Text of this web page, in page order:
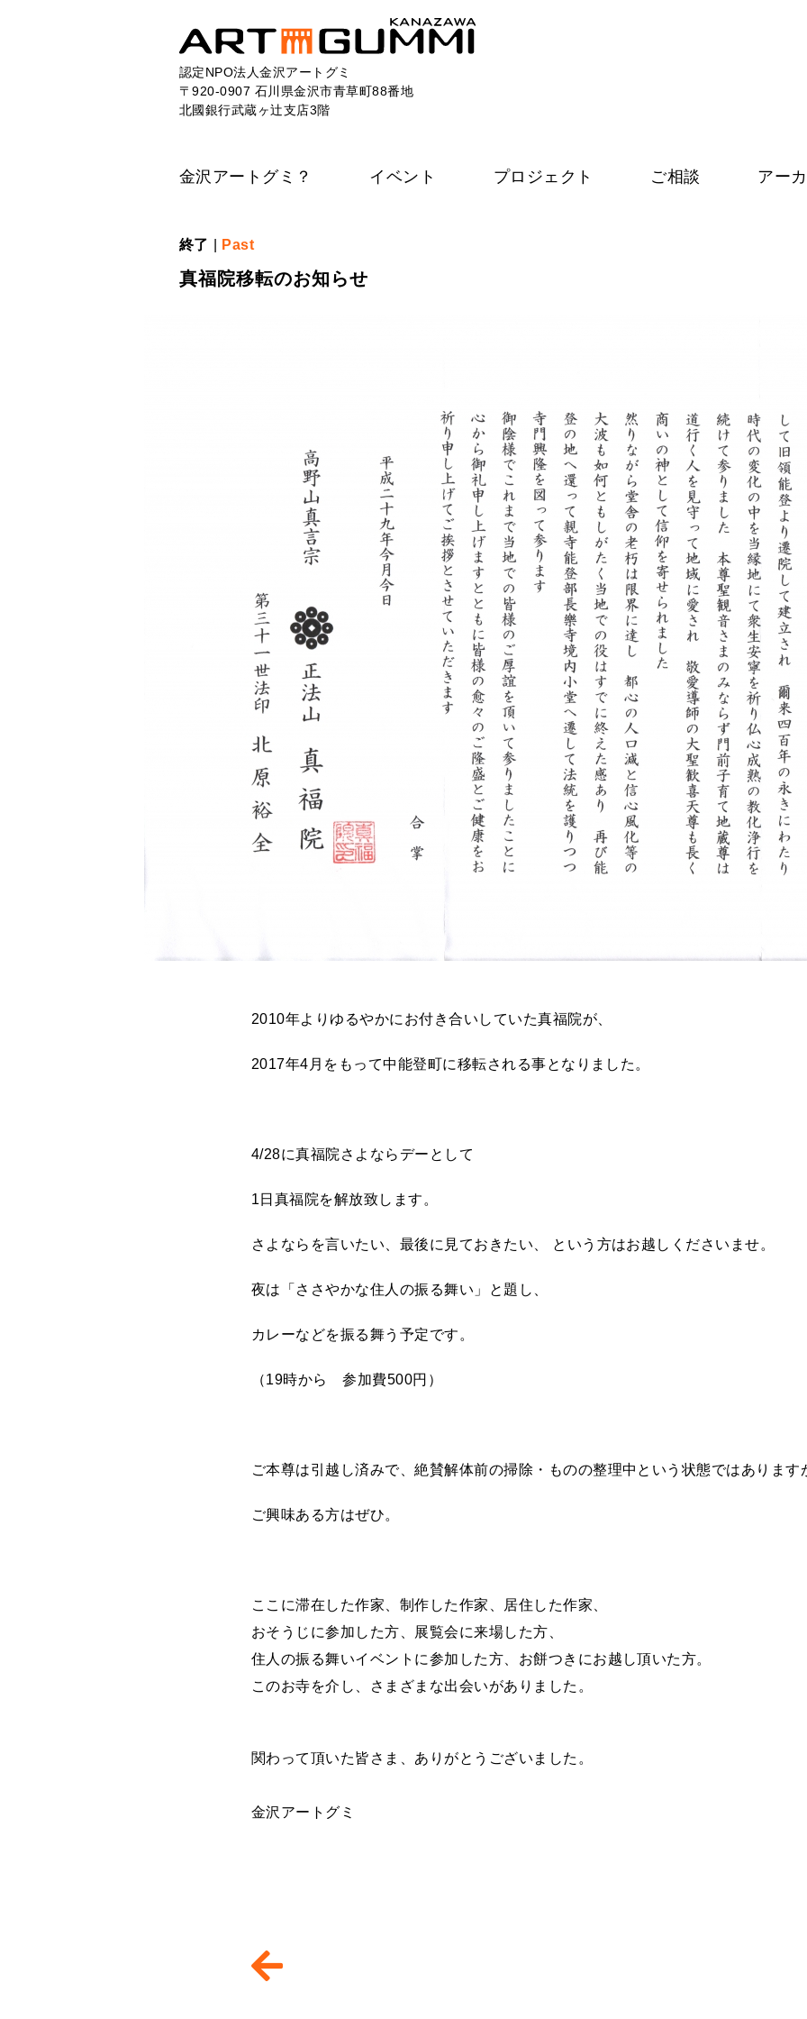
認定NPO法人金沢アートグミ
〒920-0907 石川県金沢市青草町88番地
北國銀行武蔵ヶ辻支店3階
金沢アートグミ？ イベント プロジェクト ご相談 アー
終了 Past
真福院移転のお知らせ
2010年よりゆるやかにお付き合いしていた真福院が、
2017年4月をもって中能登町に移転される事となりました。
4/28に真福院さよならデーとして
1日真福院を解放致します。
さよならを言いたい、最後に見ておきたい、 という方はお越しくださいませ。
夜は「ささやかな住人の振る舞い」と題し、
カレーなどを振る舞う予定です。
（19時から 参加費500円）
ご本尊は引越し済みで、絶賛解体前の掃除・ものの整理中という状態ではあります
ご興味ある方はぜひ。
ここに滞在した作家、制作した作家、居住した作家、
おそうじに参加した方、展覧会に来場した方、
住人の振る舞いイベントに参加した方、お餅つきにお越し頂いた方。
このお寺を介し、さまざまな出会いがありました。
関わって頂いた皆さま、ありがとうございました。
金沢アートグミ